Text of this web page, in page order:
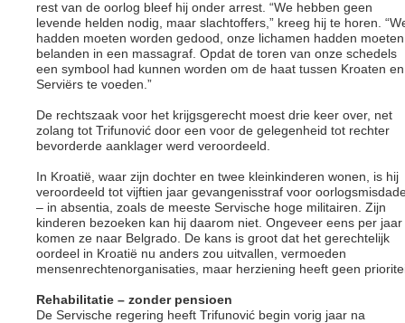
rest van de oorlog bleef hij onder arrest. “We hebben geen
levende helden nodig, maar slachtoffers,” kreeg hij te horen.
hadden moeten worden gedood, onze lichamen hadden moeten
belanden in een massagraf. Opdat de toren van onze schedels
een symbool had kunnen worden om de haat tussen Kroaten en
Serviërs te voeden.”
De rechtszaak voor het krijgsgerecht moest drie keer over, net
zolang tot Trifunović door een voor de gelegenheid tot rechter
bevorderde aanklager werd veroordeeld.
In Kroatië, waar zijn dochter en twee kleinkinderen wonen, is hij
veroordeeld tot vijftien jaar gevangenisstraf voor
– in absentia, zoals de meeste Servische hoge militairen. Zijn
kinderen bezoeken kan hij daarom niet. Ongeveer eens per jaar
komen ze naar Belgrado. De kans is groot dat het gerechtelijk
oordeel in Kroatië nu anders zou uitvallen, vermoeden
mensenrechtenorganisaties, maar herziening heeft geen
Rehabilitatie – zonder pensioen
De Servische regering heeft Trifunović begin vorig jaar na